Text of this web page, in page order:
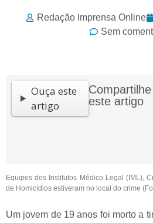
Redação Imprensa Online
Sem
Ouça este
artigo
Compartilhe
este artigo
Equipes dos Institutos Médico Legal (IML),
de Homicídios estiveram no local do crime
Um jovem de 19 anos foi morto a